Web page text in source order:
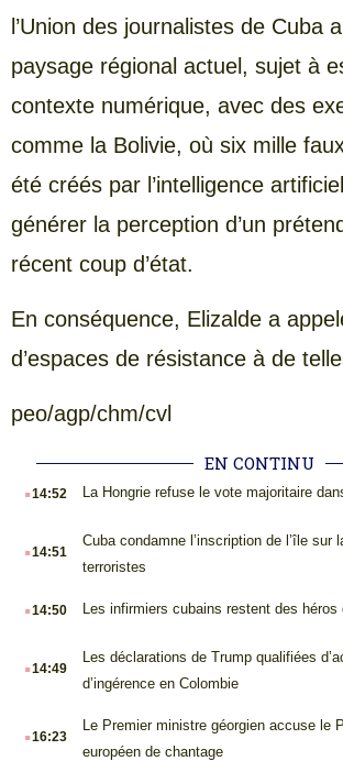
l’Union des journalistes de Cuba
paysage régional actuel, sujet à
contexte numérique, avec des
comme la Bolivie, où six mille
été créés par l’intelligence
générer la perception d’un
récent coup d’état.
En conséquence, Elizalde a
d’espaces de résistance à de
peo/agp/chm/cvl
EN CONTINU
.14:52 La Hongrie refuse le vote majoritaire
.14:51
Cuba condamne l’inscription de l’île sur
terroristes
.14:50 Les infirmiers cubains restent des
.14:49
Les déclarations de Trump qualifiées
d’ingérence en Colombie
.16:23
Le Premier ministre géorgien accuse le
européen de chantage